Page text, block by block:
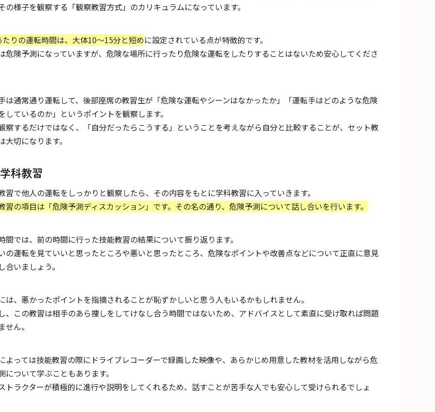
の様子を観察する「観察教習方式」のカリキュラムになっています。
りの運転時間は、大体10～15分と短めに設定されている点が特徴的です。
危険予測になっていますが、危険な場所に行ったり危険な運転をしたりすることはないため安心してくださ
は通常通り運転して、後部座席の教習生が「危険な運転やシーンはなかったか」「運転手はどのような危険
しているのか」というポイントを観察します。
察するだけではなく、「自分だったらこうする」ということを考えながら自分と比較することが、セット教
大切になります。
科教習
習で他人の運転をしっかりと観察したら、その内容をもとに学科教習に入っていきます。
習の項目は「危険予測ディスカッション」です。その名の通り、危険予測について話し合いを行います。
間では、前の時間に行った技能教習の結果について振り返ります。
の運転を見ていいと思ったところや悪いと思ったところ、危険なポイントや改善点などについて正直に意見
合いましょう。
は、悪かったポイントを指摘されることが恥ずかしいと思う人もいるかもしれません。
、この教習は相手のあら捜しをしてけなし合う時間ではないため、アドバイスとして素直に受け取れば問題
せん。
よっては技能教習の際にドライブレコーダーで録画した映像や、あらかじめ用意した教材を活用しながら危
について学ぶこともあります。
トラクターが積極的に進行や説明をしてくれるため、話すことが苦手な人でも安心して受けられるでしょ